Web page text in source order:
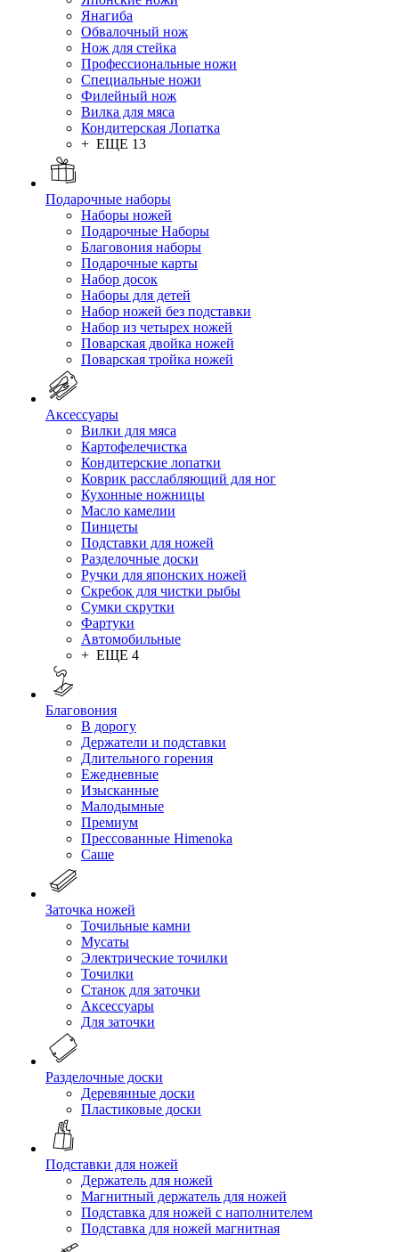
Янагиба
Обвалочный нож
Нож для стейка
Профессиональные ножи
Специальные ножи
Филейный нож
Вилка для мяса
Кондитерская Лопатка
+ ЕЩЕ 13
Подарочные наборы
Наборы ножей
Подарочные Наборы
Благовония наборы
Подарочные карты
Набор досок
Наборы для детей
Набор ножей без подставки
Набор из четырех ножей
Поварская двойка ножей
Поварская тройка ножей
Аксессуары
Вилки для мяса
Картофелечистка
Кондитерские лопатки
Коврик расслабляющий для ног
Кухонные ножницы
Масло камелии
Пинцеты
Подставки для ножей
Разделочные доски
Ручки для японских ножей
Скребок для чистки рыбы
Сумки скрутки
Фартуки
Автомобильные
+ ЕЩЕ 4
Благовония
В дорогу
Держатели и подставки
Длительного горения
Ежедневные
Изысканные
Малодымные
Премиум
Прессованные Himenoka
Саше
Заточка ножей
Точильные камни
Мусаты
Электрические точилки
Точилки
Станок для заточки
Аксессуары
Для заточки
Разделочные доски
Деревянные доски
Пластиковые доски
Подставки для ножей
Держатель для ножей
Магнитный держатель для ножей
Подставка для ножей с наполнителем
Подставка для ножей магнитная